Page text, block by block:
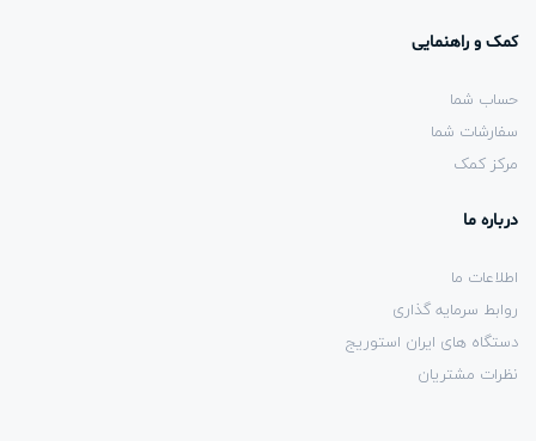
کمک و راهنمایی
حساب شما
سفارشات شما
مرکز کمک
درباره ما
اطلاعات ما
روابط سرمایه گذاری
دستگاه های ایران استوریج
نظرات مشتریان